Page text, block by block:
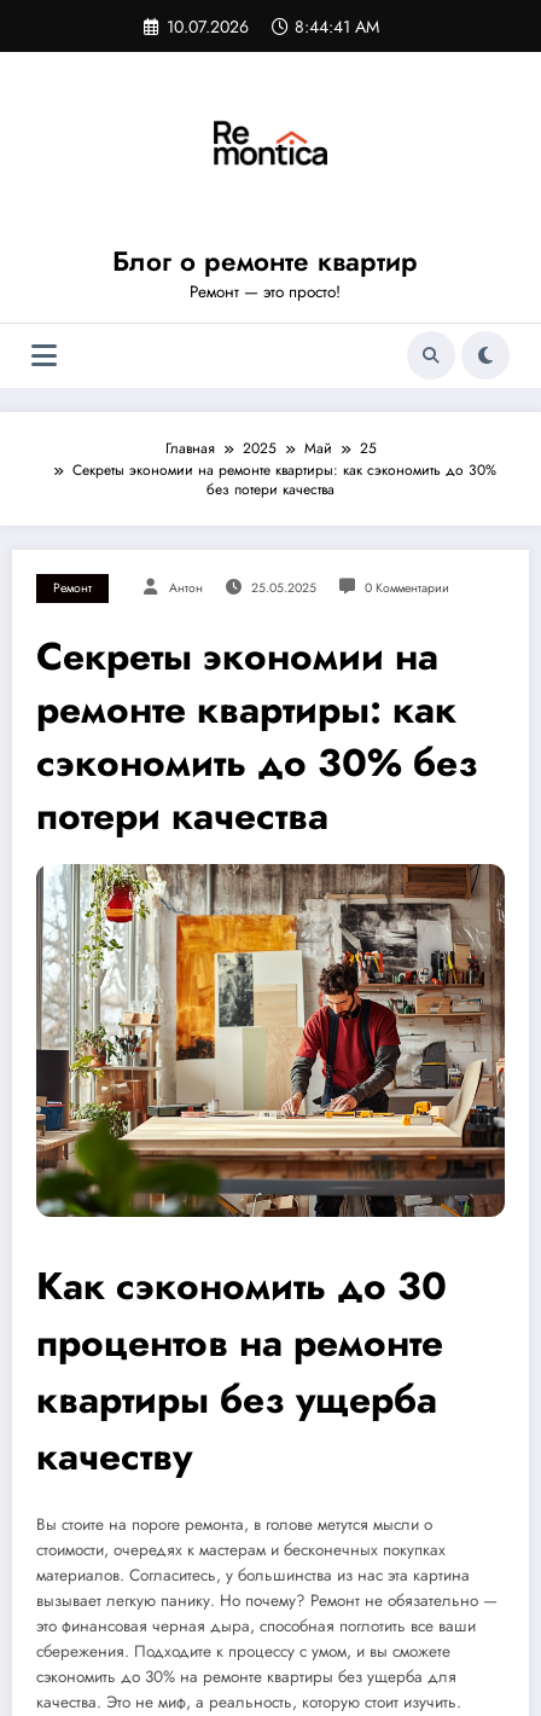
содержимому
10.07.2026 8:44:42 AM
Блог о ремонте квартир
Ремонт — это просто!
Главная 2025 Май
25
Секреты экономии на ремонте квартиры: как сэкономить до 30%
без потери качества
Ремонт Антон 25.05.2025 0 Комментарии
Секреты экономии на
ремонте квартиры: как
сэкономить до 30% без
потери качества
Как сэкономить до 30
процентов на ремонте
квартиры без ущерба
качеству
Вы стоите на пороге ремонта, в голове метутся мысли о
стоимости, очередях к мастерам и бесконечных покупках
материалов. Согласитесь, у большинства из нас эта картина
вызывает легкую панику. Но почему? Ремонт не обязательно —
это финансовая черная дыра, способная поглотить все ваши
сбережения. Подходите к процессу с умом, и вы сможете
сэкономить до 30% на ремонте квартиры без ущерба для
качества. Это не миф, а реальность, которую стоит изучить.